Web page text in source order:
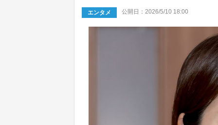
エンタメ 公開日：2026/5/10 18:00